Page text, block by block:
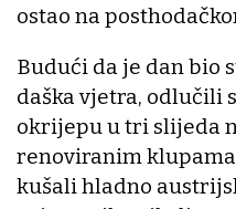
ostao na
Budući da je dan bio
daška vjetra, odlučili
okrijepu u tri slijeda
renoviranim klupama
kušali hladno